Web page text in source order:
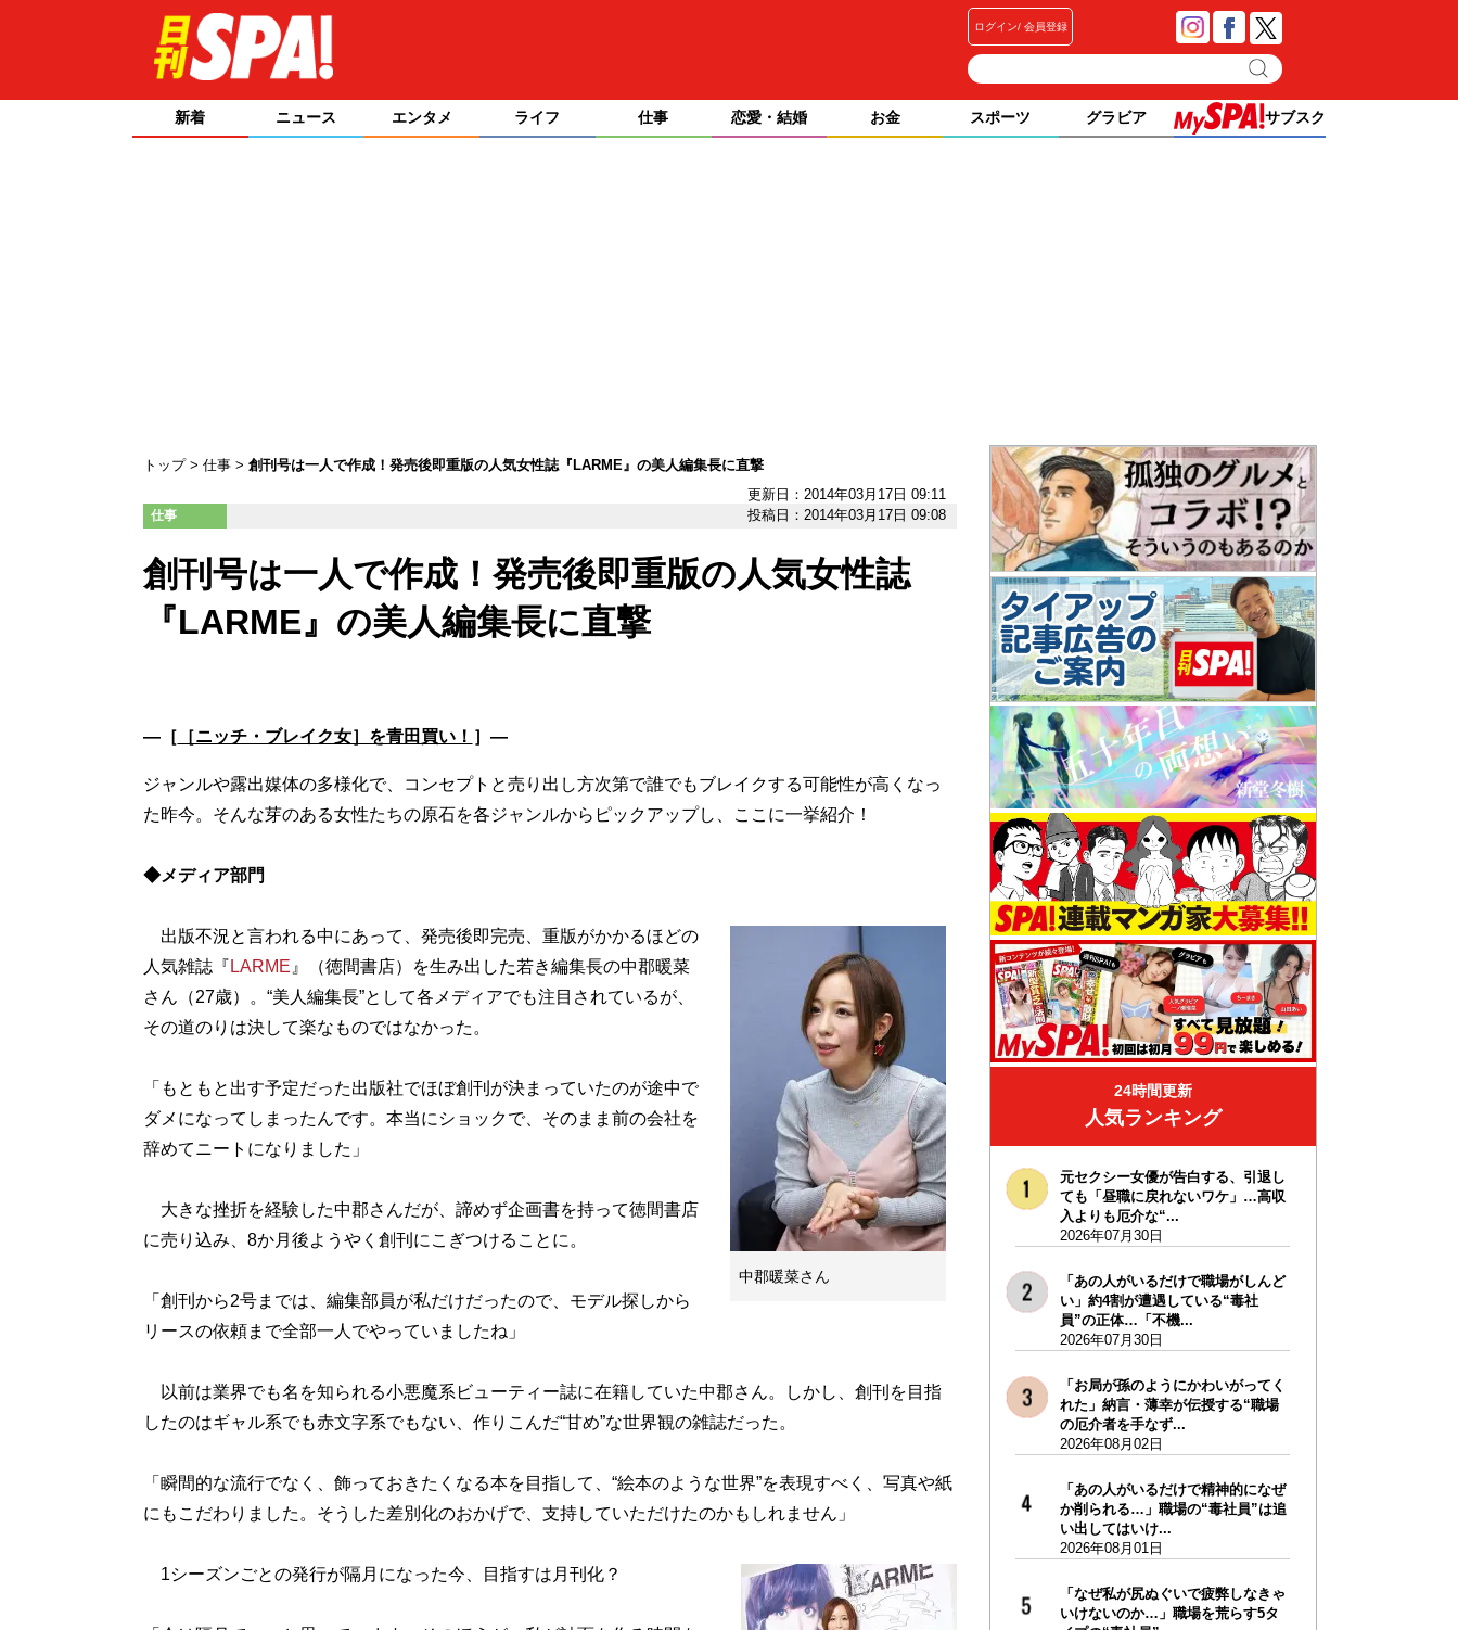
ログイン 会員登録
新着 ニュース エンタメ ライフ 仕事 恋愛・結婚 お金 スポーツ グラビア サブスク
トップ 仕事
創刊号は一人で作成！発売後即重版の人気女性誌『LARME』の美人編集長に直撃
更新日：2014年03月17日 09:11
仕事 投稿日：2014年03月17日 09:08
創刊号は一人で作成！発売後即重版の人気女性誌
『LARME』の美人編集長に直撃
―［ ［ニッチ・ブレイク女］を青田買い！ ］―
ジャンルや露出媒体の多様化で、コンセプトと売り出し方次第で誰でもブレイクする可能性が高くなっ
た昨今。そんな芽のある女性たちの原石を各ジャンルからピックアップし、ここに一挙紹介！
◆メディア部門
中郡暖菜さん
出版不況と言われる中にあって、発売後即完売、重版がかかるほどの
人気雑誌『 LARME 』（徳間書店）を生み出した若き編集長の中郡暖菜
さん（27歳）。“美人編集長”として各メディアでも注目されているが、
その道のりは決して楽なものではなかった。
「もともと出す予定だった出版社でほぼ創刊が決まっていたのが途中で
ダメになってしまったんです。本当にショックで、そのまま前の会社を
辞めてニートになりました」
大きな挫折を経験した中郡さんだが、諦めず企画書を持って徳間書店
に売り込み、8か月後ようやく創刊にこぎつけることに。
「創刊から2号までは、編集部員が私だけだったので、モデル探しから
リースの依頼まで全部一人でやっていましたね」
以前は業界でも名を知られる小悪魔系ビューティー誌に在籍していた中郡さん。しかし、創刊を目指
したのはギャル系でも赤文字系でもない、作りこんだ“甘め”な世界観の雑誌だった。
「瞬間的な流行でなく、飾っておきたくなる本を目指して、“絵本のような世界”を表現すべく、写真や紙
にもこだわりました。そうした差別化のおかげで、支持していただけたのかもしれません」
1シーズンごとの発行が隔月になった今、目指すは月刊化？
24時間更新
人気ランキング
元セクシー女優が告白する、引退し
ても「昼職に戻れないワケ」…高収
入よりも厄介な“...
2026年07月30日
「あの人がいるだけで職場がしんど
い」約4割が遭遇している“毒社
員”の正体…「不機...
2026年07月30日
「お局が孫のようにかわいがってく
れた」納言・薄幸が伝授する“職場
の厄介者を手なず...
2026年08月02日
「あの人がいるだけで精神的になぜ
か削られる…」職場の“毒社員”は追
い出してはいけ...
2026年08月01日
「なぜ私が尻ぬぐいで疲弊しなきゃ
いけないのか…」職場を荒らす5タ